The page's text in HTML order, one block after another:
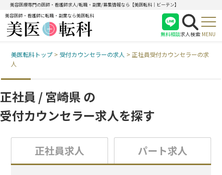
美容医療専門の医師・看護師求人/転職・副業/募集情報なら【美医転科｜ビーテン】
美容医師・看護師に転職・副業なら美医転科
無料相談
医師
求人検索 MENU
美医転科トップ > 受付カウンセラーの求人 >正社員受付カウンセラーの求
人
正社員 / 宮崎県 の
受付カウンセラー求人を探す
正社員求人 パート求人